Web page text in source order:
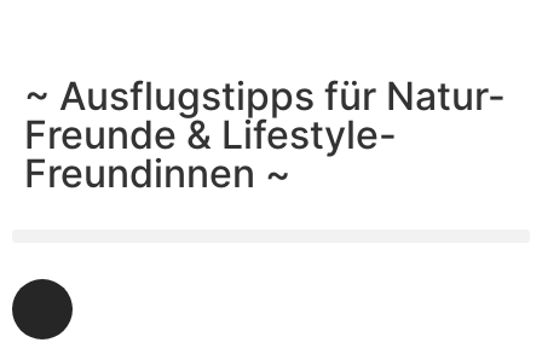
~ Ausflugstipps für Natur-
Freunde & Lifestyle-
Freundinnen ~